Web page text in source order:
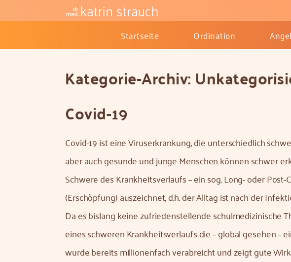
Startseite Ordination
Kategorie-Archiv:
Covid-19
Covid-19 ist eine Viruserkrankung, die unterschiedlich
aber auch gesunde und junge Menschen können schwer
Schwere des Krankheitsverlaufs – ein sog. Long- oder
(Erschöpfung) auszeichnet, d.h. der Alltag ist nach der
Da es bislang keine zufriedenstellende schulmedizinische
eines schweren Krankheitsverlaufs die – global gesehen
wurde bereits millionenfach verabreicht und zeigt gute